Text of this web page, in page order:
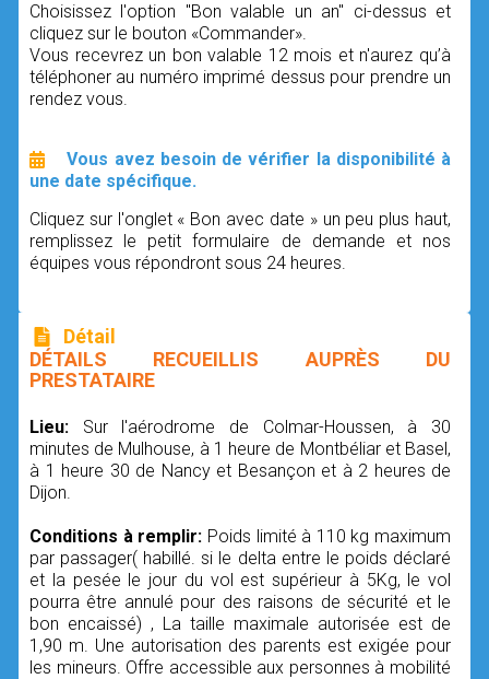
Choisissez l'option "Bon valable un an" ci-dessus et
cliquez sur le bouton «Commander».
Vous recevrez un bon valable 12 mois et n'aurez qu’à
téléphoner au numéro imprimé dessus pour prendre un
rendez vous.
Vous avez besoin de vérifier la disponibilité à
une date spécifique.
Cliquez sur l'onglet « Bon avec date » un peu plus haut,
remplissez le petit formulaire de demande et nos
équipes vous répondront sous 24 heures.
Détail
DÉTAILS RECUEILLIS AUPRÈS DU
PRESTATAIRE
Lieu: Sur l'aérodrome de Colmar-Houssen, à 30
minutes de Mulhouse, à 1 heure de Montbéliar et Basel,
à 1 heure 30 de Nancy et Besançon et à 2 heures de
Dijon.
Conditions à remplir: Poids limité à 110 kg maximum
par passager( habillé. si le delta entre le poids déclaré
et la pesée le jour du vol est supérieur à 5Kg, le vol
pourra être annulé pour des raisons de sécurité et le
bon encaissé) , La taille maximale autorisée est de
1,90 m. Une autorisation des parents est exigée pour
les mineurs. Offre accessible aux personnes à mobilité